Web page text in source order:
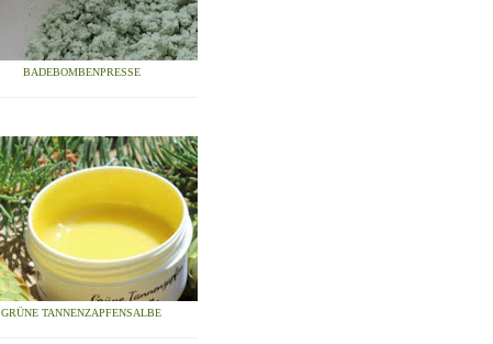
BADEBOMBENPRESSE
GRÜNE TANNENZAPFENSALBE